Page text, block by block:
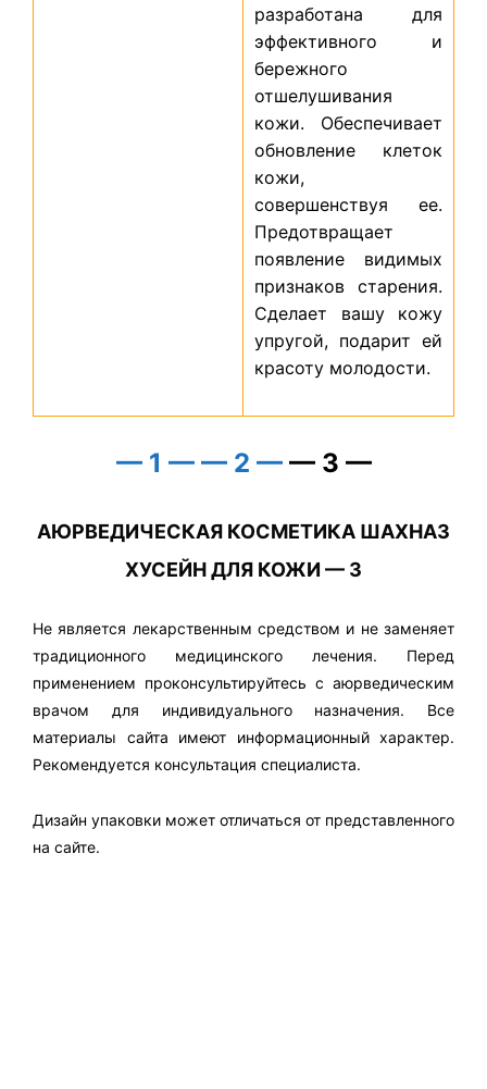
разработана для
эффективного и
бережного
отшелушивания
кожи. Обеспечивает
обновление клеток
кожи,
совершенствуя ее.
Предотвращает
появление видимых
признаков старения.
Сделает вашу кожу
упругой, подарит ей
красоту молодости.
— 1 — — 2 —— 3 —
АЮРВЕДИЧЕСКАЯ КОСМЕТИКА ШАХНАЗ
ХУСЕЙН ДЛЯ КОЖИ — 3
Не является лекарственным средством и не заменяет
традиционного медицинского лечения. Перед
применением проконсультируйтесь с аюрведическим
врачом для индивидуального назначения. Все
материалы сайта имеют информационный характер.
Рекомендуется консультация специалиста.
Дизайн упаковки может отличаться от представленного
на сайте.